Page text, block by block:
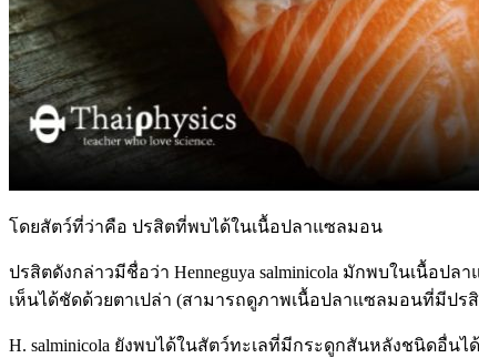
โดยสัตว์ที่ว่าคือ ปรสิตที่พบได้ในเนื้อปลาแซลมอน
ปรสิตดังกล่าวมีชื่อว่า Henneguya salminicola มักพบในเนื้อป
เห็นได้ชัดด้วยตาเปล่า (สามารถดูภาพเนื้อปลาแซลมอนที่มีปร
H. salminicola ยังพบได้ในสัตว์ทะเลที่มีกระดูกสันหลังชนิดอื่